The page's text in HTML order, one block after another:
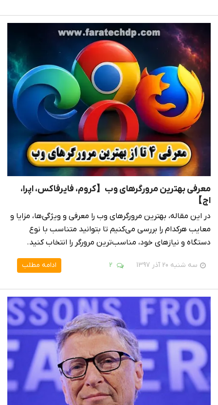
معرفی بهترین مرورگرهای وب【کروم، فایرفاکس، اپرا،
اج】
در این مقاله، بهترین مرورگرهای وب را معرفی و ویژگی‌ها، مزایا و
معایب هرکدام را بررسی می‌کنیم تا بتوانید متناسب با نوع
دستگاه و نیازهای خود، مناسب‌ترین مرورگر را انتخاب کنید.
سه شنبه 20 آذر 1397 2 ادامه مطلب